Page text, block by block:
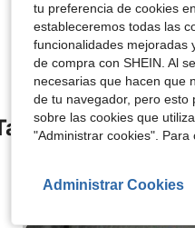
Ver Más Reseñas
Vieron
tu preferencia de cookies
estableceremos todas las
funcionalidades mejoradas
de compra con SHEIN. Al
necesarias que hacen que
de tu navegador, pero esto
sobre las cookies que
"Administrar cookies".
Administrar Cookies